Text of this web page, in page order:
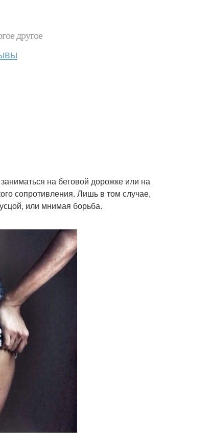
другое
на беговой дорожке или на
сопротивления. Лишь в том случае,
или мнимая борьба.